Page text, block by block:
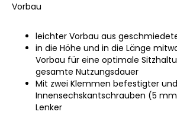
Vorbau
leichter Vorbau aus
in die Höhe und in die Länge
Vorbau für eine optimale
gesamte Nutzungsdauer
Mit zwei Klemmen befestigter
Innensechskantschrauben (5
Lenker